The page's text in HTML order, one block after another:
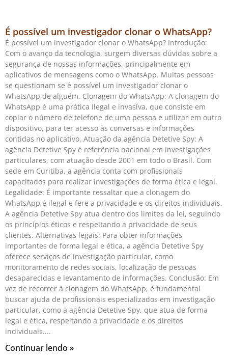
É possível um investigador clonar o WhatsApp?
É possível um investigador clonar o WhatsApp? Introdução:
Com o avanço da tecnologia, surgem diversas dúvidas sobre a
segurança de nossas informações, principalmente em
aplicativos de mensagens como o WhatsApp. Muitas pessoas
se questionam se é possível um investigador clonar o
WhatsApp de alguém. Clonagem do WhatsApp: A clonagem do
WhatsApp é uma prática ilegal e invasiva, que consiste em
copiar o número de telefone de uma pessoa e utilizar em outro
dispositivo, para ter acesso às conversas e informações
contidas no aplicativo. Atuação da agência Detetive Spy: A
agência Detetive Spy é referência nacional em investigações
particulares, com atuação desde 2001 em todo o Brasil. Com
sede em Curitiba, a agência conta com profissionais
capacitados para realizar investigações de forma ética e legal.
Legalidade: É importante ressaltar que a clonagem do
WhatsApp é ilegal e fere a privacidade e os direitos individuais.
A agência Detetive Spy atua dentro dos limites da lei, seguindo
os princípios éticos e respeitando a privacidade de seus
clientes. Alternativas legais: Para obter informações
importantes de forma legal e ética, a agência Detetive Spy
oferece serviços de investigação particular, como
monitoramento de redes sociais, localização de pessoas
desaparecidas e levantamento de informações. Conclusão: Em
vez de recorrer à clonagem do WhatsApp, é fundamental
buscar ajuda de profissionais especializados em investigação
particular, como a agência Detetive Spy, que atua de forma
legal e ética, respeitando a privacidade e os direitos
individuais.
Continuar lendo »